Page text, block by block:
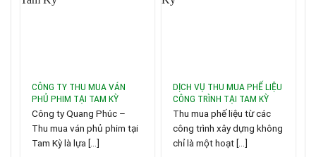
CÔNG TY THU MUA VÁN
PHỦ PHIM TẠI TAM KỲ
Công ty Quang Phúc –
Thu mua ván phủ phim tại
Tam Kỳ là lựa [...]
DỊCH VỤ THU MUA PHẾ LIỆU
CÔNG TRÌNH TẠI TAM KỲ
Thu mua phế liệu từ các
công trình xây dựng không
chỉ là một hoạt [...]